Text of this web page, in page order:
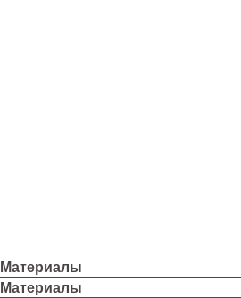
Материалы
Материалы